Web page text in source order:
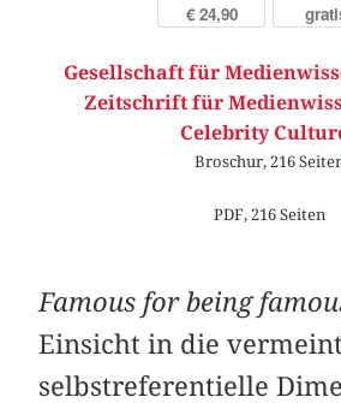
€ 24,90
Gesellschaft für
Zeitschrift für
Celebrity
Broschur, 216
PDF, 216 Seiten
Famous for being
Einsicht in die
selbstreferentielle